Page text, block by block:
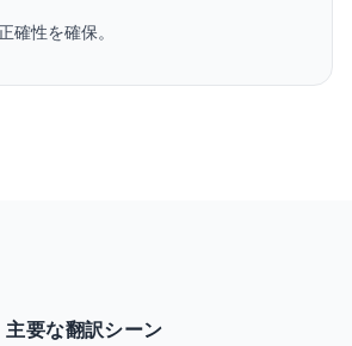
確性を確保。
主要な翻訳シーン